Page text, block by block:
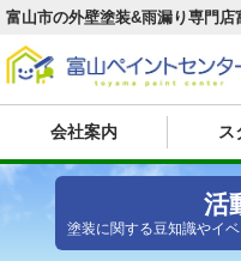
富山市の外壁塗装&雨漏り専門
会社案内 ス
活
塗装に関する豆知識やイ